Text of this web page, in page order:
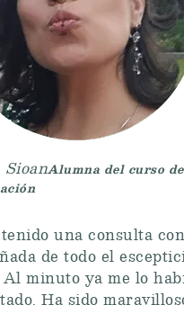
SioanAlumna del curso de
una consulta
de todo el
Al minuto ya me lo
Ha sido